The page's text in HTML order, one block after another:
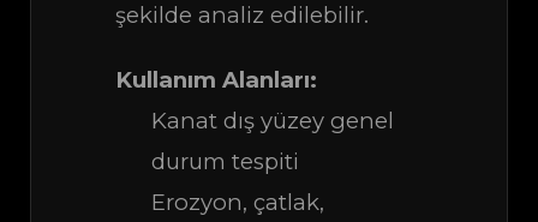
şekilde analiz edilebilir.
Kullanım Alanları:
Kanat dış yüzey genel
durum tespiti
Erozyon, çatlak,